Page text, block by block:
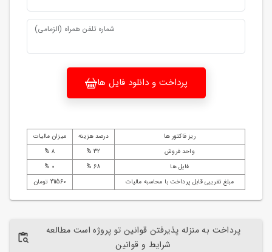
شماره تلفن همراه (الزمامی)
پرداخت و دانلود فایل ها
ریز فاکتور ها درصد هزینه
میزان مالیات
واحد فروش
32 %
8 %
فایل ها
68 %
0 %
مبلغ تقریبی قابل پرداخت با محاسبه مالیات
211560 تومان
پرداخت به منزله پذیرفتن قوانین تو پروژه است مطالعه
شرایط و قوانین